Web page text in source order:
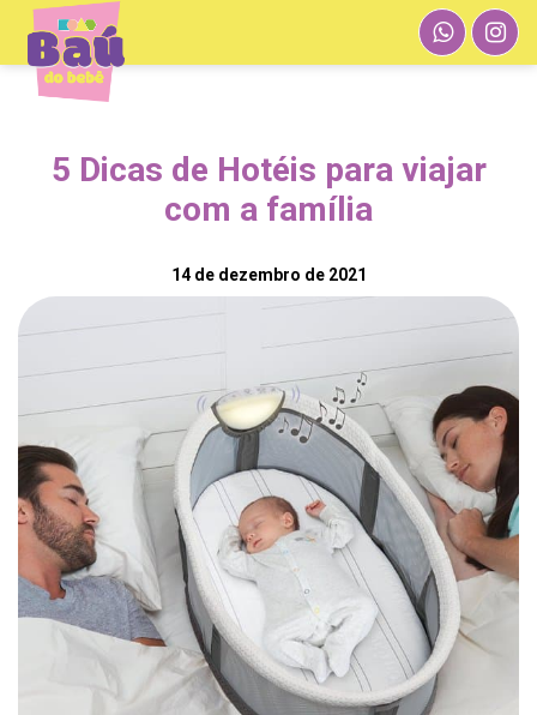
5 Dicas de Hotéis para viajar
com a família
14 de dezembro de 2021